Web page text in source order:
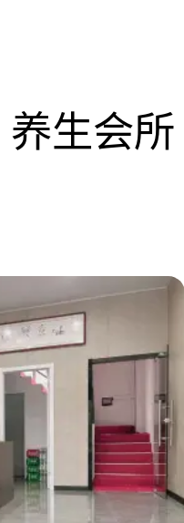
养生会所